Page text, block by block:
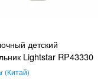
детский
Lightstar RP43330
Китай